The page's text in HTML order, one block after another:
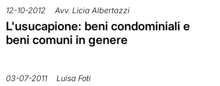
12-10-2012 Avv. Licia Albertazzi
L'usucapione: beni condominiali e
beni comuni in genere
03-07-2011 Luisa Foti